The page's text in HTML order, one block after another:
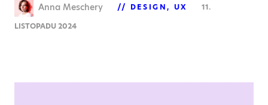
Anna Meschery DESIGN UX
11.
LISTOPADU 2024